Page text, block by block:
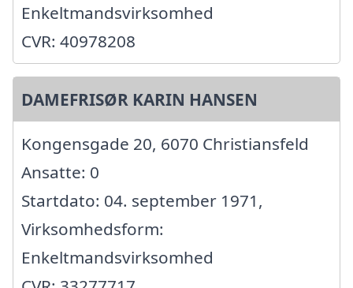
Enkeltmandsvirksomhed
CVR: 40978208
DAMEFRISØR KARIN HANSEN
Kongensgade 20, 6070 Christiansfeld
Ansatte: 0
Startdato: 04. september 1971,
Virksomhedsform:
Enkeltmandsvirksomhed